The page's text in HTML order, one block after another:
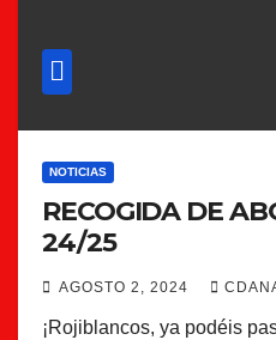
NOTICIAS
RECOGIDA DE
24/25
AGOSTO 2, 2024
¡Rojiblancos, ya podéis